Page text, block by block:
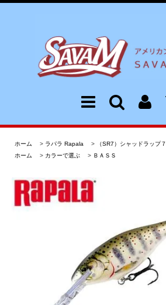
ホーム > ラパラ Rapala >
（SR7）シャッドラップ７
ホーム
> カラーで選ぶ > ＢＡＳＳ